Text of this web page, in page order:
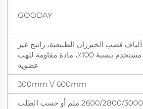
GOODAY
ألياف قصب الخيزران الطبيعية، راتنج غير
مستخدم بنسبة 100٪، مادة مقاومة للهب
عضوية
300mm \/ 600mm
2600/2800/3000 ملم أو حسب الطلب